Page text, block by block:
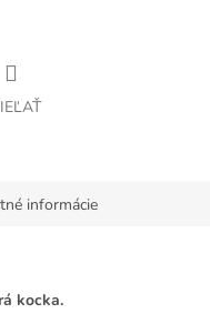
informácie
kocka.